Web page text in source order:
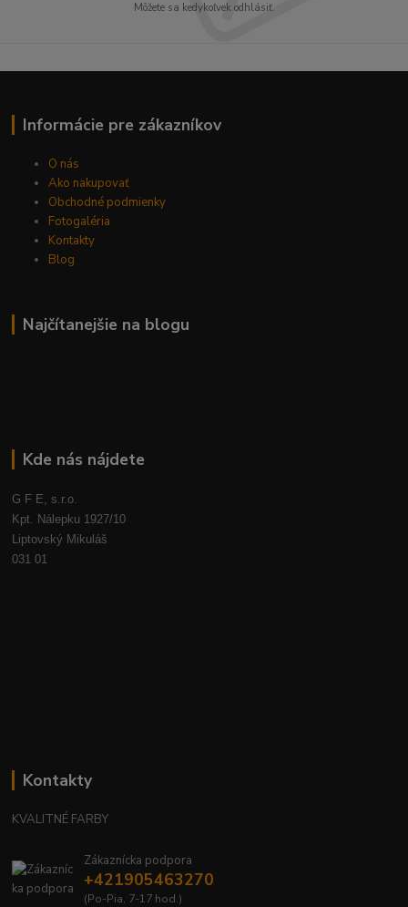
Môžete sa kedykoľvek odhlásiť.
Informácie pre zákazníkov
O nás
Ako nakupovať
Obchodné podmienky
Fotogaléria
Kontakty
Blog
Najčítanejšie na blogu
Kde nás nájdete
G F E, s.r.o.
Kpt. Nálepku 1927/10
Liptovský Mikuláš
031 01
Kontakty
KVALITNÉ FARBY
Zákaznícka podpora
+421905463270
(Po-Pia, 7-17 hod.)